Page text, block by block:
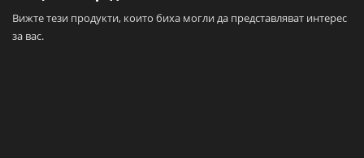
Вижте тези продукти, които биха могли да представляват интерес
за вас.